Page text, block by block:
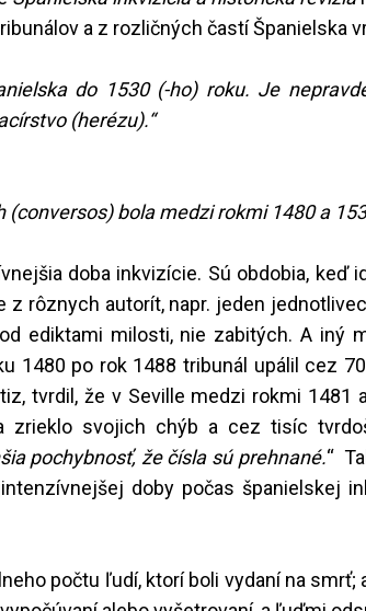
a z rozličných častí Španielska
do 1530 (-ho) roku. Je
(herézu).“
bola medzi rokmi 1480 a
doba inkvizície. Sú obdobia, keď
rôznych autorít, napr. jeden
ediktami milosti, nie zabitých. A iný
1480 po rok 1488 tribunál upálil cez
tvrdil, že v Seville medzi rokmi 1481
svojich chýb a cez tisíc
pochybnosť, že čísla sú prehnané.“
doby počas španielskej
počtu ľudí, ktorí boli vydaní na